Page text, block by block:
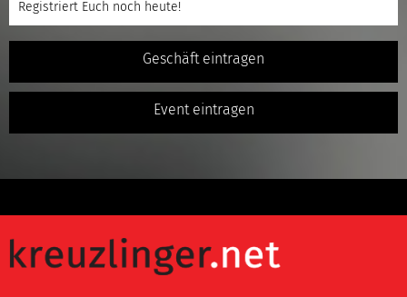
Registriert Euch noch heute!
Geschäft eintragen
Event eintragen